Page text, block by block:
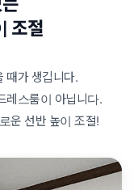
조절
때가 생깁니다.
레스룸이 아닙니다.
운 선반 높이 조절!